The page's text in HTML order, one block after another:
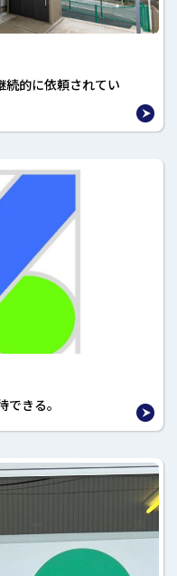
続的に依頼されてい
きる。